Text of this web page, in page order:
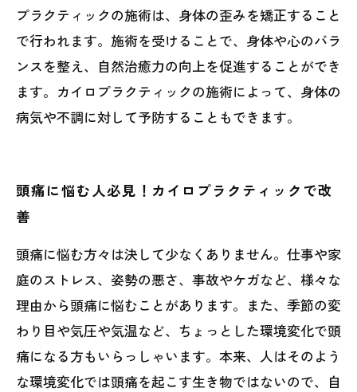
プラクティックの施術は、身体の歪みを矯正すること
で行われます。施術を受けることで、身体や心のバラ
ンスを整え、自然治癒力の向上を促進することができ
ます。カイロプラクティックの施術によって、身体の
病気や不調に対して予防することもできます。
頭痛に悩む人必見！カイロプラクティックで改
善
頭痛に悩む方々は決して少なくありません。仕事や家
庭のストレス、姿勢の悪さ、事故やケガなど、様々な
理由から頭痛に悩むことがあります。また、季節の変
わり目や気圧や気温など、ちょっとした環境変化で頭
痛になる方もいらっしゃいます。本来、人はそのよう
な環境変化では頭痛を起こす生き物ではないので、自